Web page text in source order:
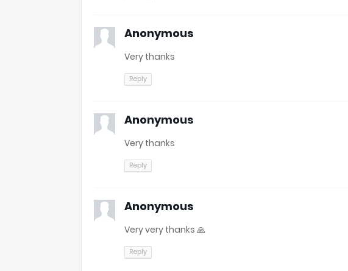
Anonymous
Very thanks
Reply
Anonymous
Very thanks
Reply
Anonymous
Very very thanks 🙏
Reply